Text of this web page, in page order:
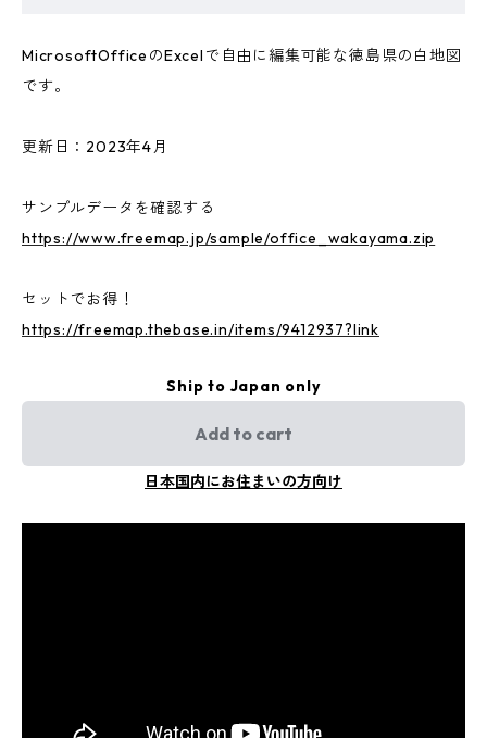
MicrosoftOfficeのExcelで自由に編集可能な徳島県の白地図
です。
更新日：2023年4月
サンプルデータを確認する
https://www.freemap.jp/sample/office_wakayama.zip
セットでお得！
https://freemap.thebase.in/items/9412937?link
Ship to Japan only
Add to cart
日本国内にお住まいの方向け